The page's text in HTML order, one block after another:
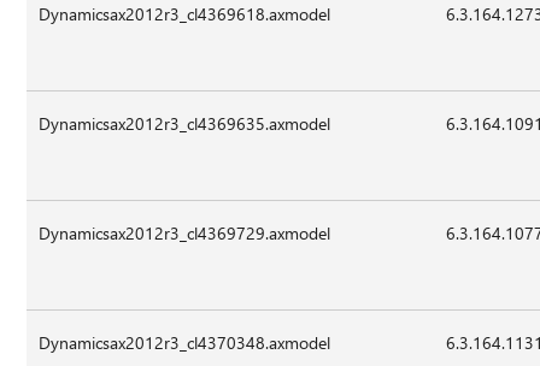
Dynamicsax2012r3_cl4369618.axmodel
Dynamicsax2012r3_cl4369635.axmodel
Dynamicsax2012r3_cl4369729.axmodel
Dynamicsax2012r3_cl4370348.axmodel